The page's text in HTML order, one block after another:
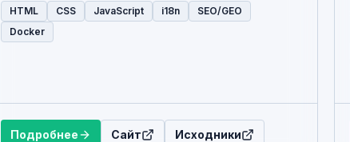
HTML CSS JavaScript i18n
SEO/GEO
Docker
Подробнее Сайт Исходники